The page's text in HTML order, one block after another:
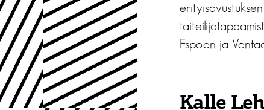
Espoon ja
Kalle